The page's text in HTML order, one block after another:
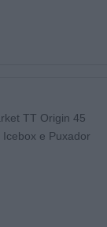
TT Origin 45
e Puxador